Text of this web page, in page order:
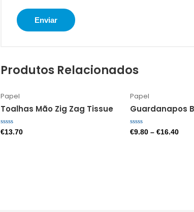
Produtos Relacionados
Papel
Toalhas Mão Zig Zag Tissue
Avaliação
0
€13.70
Papel
Guardanapos
Avaliação
0
€9.80 –€16.40